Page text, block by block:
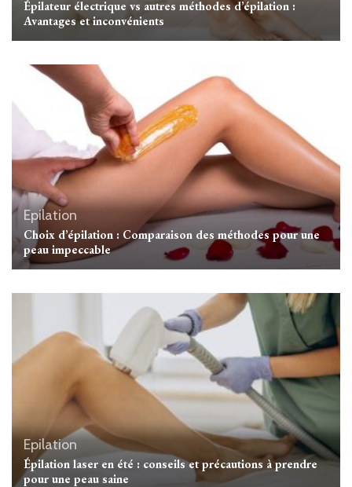
Épilateur électrique vs autres méthodes d’épilation :
Avantages et inconvénients
Epilation
Choix d’épilation : Comparaison des méthodes pour une
peau impeccable
Epilation
Épilation laser en été : conseils et précautions à prendre
pour une peau saine